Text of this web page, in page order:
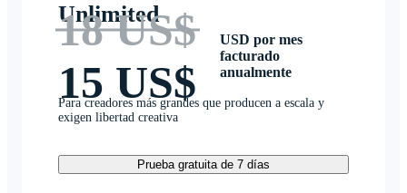
Unlimited
18 US$
15 US$
USD por mes
facturado
anualmente
Para creadores más grandes que producen a escala y
exigen libertad creativa
Prueba gratuita de 7 días